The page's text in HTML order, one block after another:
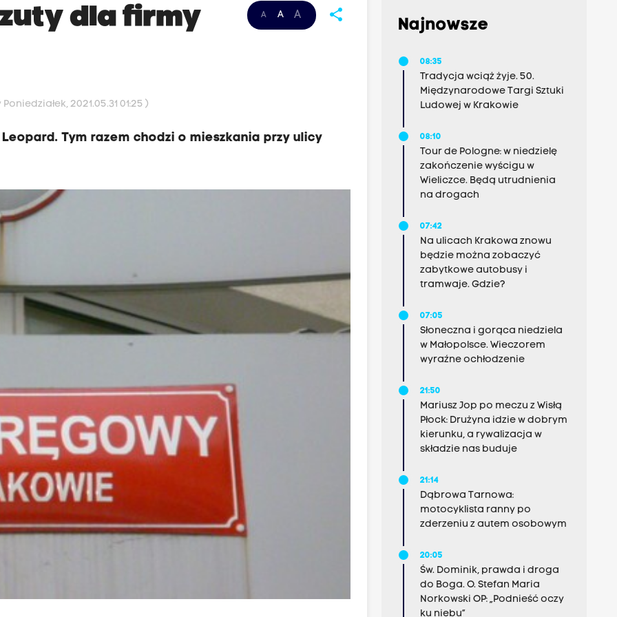
A A A share
dla firmy
2021.05.31 01:25 )
Tym razem chodzi o mieszkania przy ulicy
Najnowsze
08:35
Tradycja wciąż żyje. 50.
Międzynarodowe Targi Sztuki
Ludowej w Krakowie
08:10
Tour de Pologne: w niedzielę
zakończenie wyścigu w
Wieliczce. Będą utrudnienia
na drogach
07:42
Na ulicach Krakowa znowu
będzie można zobaczyć
zabytkowe autobusy i
tramwaje. Gdzie?
07:05
Słoneczna i gorąca niedziela
w Małopolsce. Wieczorem
wyraźne ochłodzenie
21:50
Mariusz Jop po meczu z Wisłą
Płock: Drużyna idzie w dobrym
kierunku, a rywalizacja w
składzie nas buduje
21:14
Dąbrowa Tarnowa:
motocyklista ranny po
zderzeniu z autem osobowym
20:05
Św. Dominik, prawda i droga
do Boga. O. Stefan Maria
Norkowski OP: „Podnieść oczy
ku niebu”